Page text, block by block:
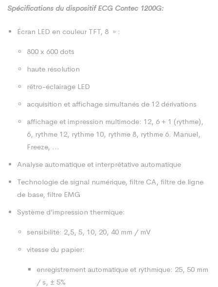
Spécifications du dispositif ECG Contec 1200G:
Écran LED en couleur TFT, 8 » :
800 x 600 dots
haute résolution
rétro-éclairage LED
acquisition et affichage simultanés de 12 dérivations
affichage et impression multimode: 12, 6 + 1 (rythme),
6, rythme 12, rythme 10, rythme 8, rythme 6. Manuel,
Freeze, …
Analyse automatique et interprétative automatique
Technologie de signal numérique, filtre CA, filtre de ligne
de base, filtre EMG
Système d’impression thermique:
sensibilité: 2,5, 5, 10, 20, 40 mm / mV
vitesse du papier:
enregistrement automatique et rythmique: 25, 50 mm
/ s, ± 5%